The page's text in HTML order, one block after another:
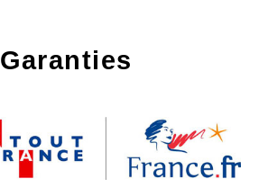
Garanties